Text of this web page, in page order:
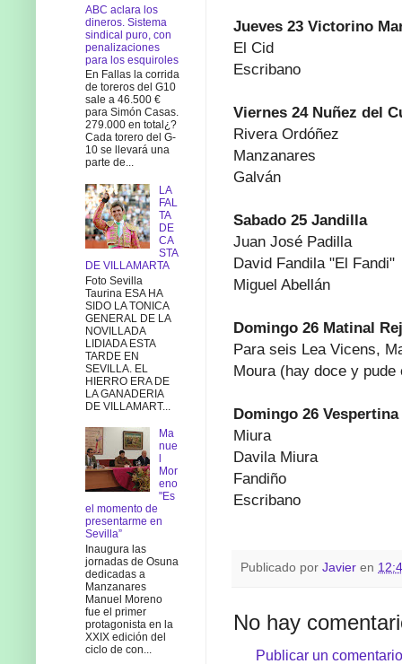
Jueves 23 Victorino
El Cid
Escribano
Viernes 24 Nuñez del
Rivera Ordóñez
Manzanares
Galván
Sabado 25 Jandilla
Juan José Padilla
David Fandila "El Fandi"
Miguel Abellán
Domingo 26 Matinal
Para seis Lea Vicens,
Moura (hay doce y
Domingo 26 Vespertina
Miura
Davila Miura
Fandiño
Escribano
Publicado por Javier en
No hay
Publicar un comentario
ABC aclara los
dineros. Sistema
sindical puro, con
penalizaciones
para los esquiroles
En Fallas la corrida
de toreros del G10
sale a 46.500 €
para Simón Casas.
279.000 en total¿?
Cada torero del G-
10 se llevará una
parte de...
LA
FAL
TA
DE
CA
STA
DE VILLAMARTA
Foto Sevilla
Taurina ESA HA
SIDO LA TONICA
GENERAL DE LA
NOVILLADA
LIDIADA ESTA
TARDE EN
SEVILLA. EL
HIERRO ERA DE
LA GANADERIA
DE VILLAMART...
Ma
nue
Mor
eno
"Es
el momento de
presentarme en
Sevilla”
Inaugura las
jornadas de Osuna
dedicadas a
Manzanares
Manuel Moreno
fue el primer
protagonista en la
XXIX edición del
ciclo de con...